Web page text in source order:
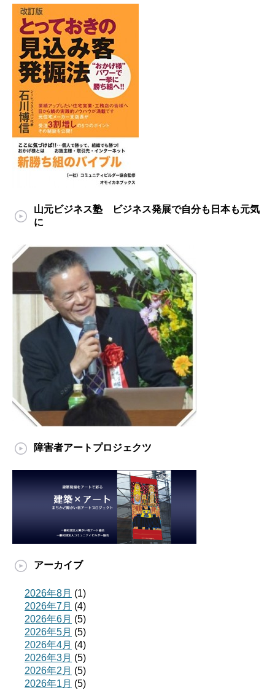
山元ビジネス塾 ビジネス発展で自分も日本も元気
に
障害者アートプロジェクツ
アーカイブ
2026年8月 (1)
2026年7月 (4)
2026年6月 (5)
2026年5月 (5)
2026年4月 (4)
2026年3月 (5)
2026年2月 (5)
2026年1月 (5)